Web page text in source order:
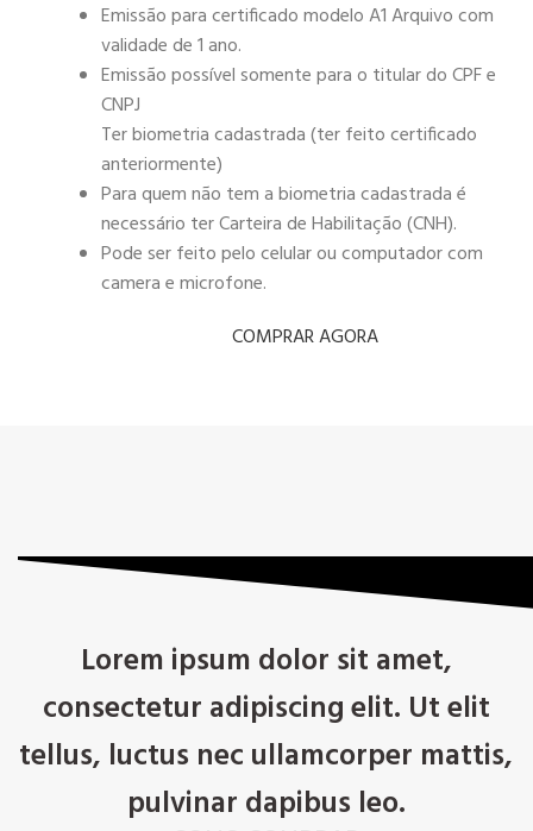
Emissão para certificado modelo A1 Arquivo com
validade de 1 ano.
Emissão possível somente para o titular do CPF e
CNPJ
Ter biometria cadastrada (ter feito certificado
anteriormente)
Para quem não tem a biometria cadastrada é
necessário ter Carteira de Habilitação (CNH).
Pode ser feito pelo celular ou computador com
camera e microfone.
COMPRAR AGORA
Lorem ipsum dolor sit amet,
consectetur adipiscing elit. Ut elit
tellus, luctus nec ullamcorper mattis,
pulvinar dapibus leo.